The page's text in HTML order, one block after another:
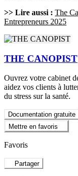
>> Lire aussi : The
Entrepreneurs 2025
THE CANOPIST
Ouvrez votre cabinet
aidez vos clients à
du stress sur la santé.
Documentation gratuite
Mettre en favoris
Favoris
Partager